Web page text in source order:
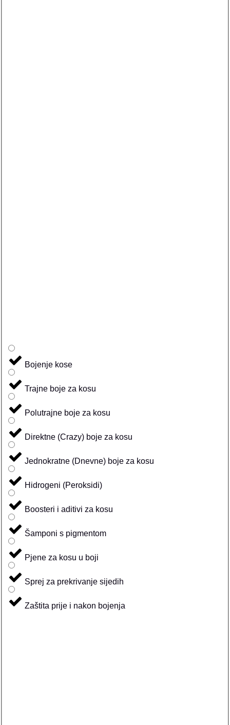
Bojenje kose
Trajne boje za kosu
Polutrajne boje za kosu
Direktne (Crazy) boje za kosu
Jednokratne (Dnevne) boje za kosu
Hidrogeni (Peroksidi)
Boosteri i aditivi za kosu
Šamponi s pigmentom
Pjene za kosu u boji
Sprej za prekrivanje sijedih
Zaštita prije i nakon bojenja